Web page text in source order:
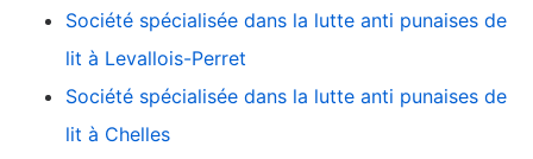
Société spécialisée dans la lutte anti punaises de
lit à Levallois-Perret
Société spécialisée dans la lutte anti punaises de
lit à Chelles